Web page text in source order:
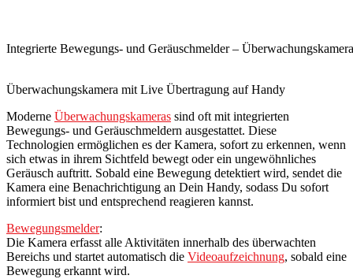
Integrierte Bewegungs- und Geräuschmelder –
Überwachungskamera mit Live Übertragung auf Handy
Moderne Überwachungskameras sind oft mit integrierten
Bewegungs- und Geräuschmeldern ausgestattet. Diese
Technologien ermöglichen es der Kamera, sofort zu erkennen, wenn
sich etwas in ihrem Sichtfeld bewegt oder ein ungewöhnliches
Geräusch auftritt. Sobald eine Bewegung detektiert wird, sendet die
Kamera eine Benachrichtigung an Dein Handy, sodass Du sofort
informiert bist und entsprechend reagieren kannst.
Bewegungsmelder:
Die Kamera erfasst alle Aktivitäten innerhalb des überwachten
Bereichs und startet automatisch die Videoaufzeichnung, sobald eine
Bewegung erkannt wird.